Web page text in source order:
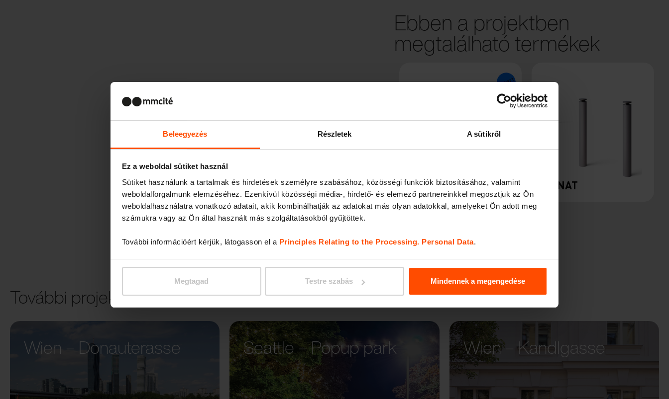
Beleegyezés Részletek A sütikről
Ez a weboldal sütiket használ
Sütiket használunk a tartalmak és hirdetések személyre szabásához, közösségi funkciók biztosításához, valamint
weboldalforgalmunk elemzéséhez. Ezenkívül közösségi média-, hirdető- és elemező partnereinkkel megosztjuk az Ön
weboldalhasználatra vonatkozó adatait, akik kombinálhatják az adatokat más olyan adatokkal, amelyeket Ön adott meg
számukra vagy az Ön által használt más szolgáltatásokból gyűjtöttek.
További információért kérjük, látogasson el a Principles Relating to the Processing. Personal Data.
Megtagad Testre szabás Mindennek a megengedése
Ebben a projektben
megtalálható termékek
WOODY DONAT
További projektek
Wien – Donauterasse
Seattle – Popup park Wien – Kandlgasse